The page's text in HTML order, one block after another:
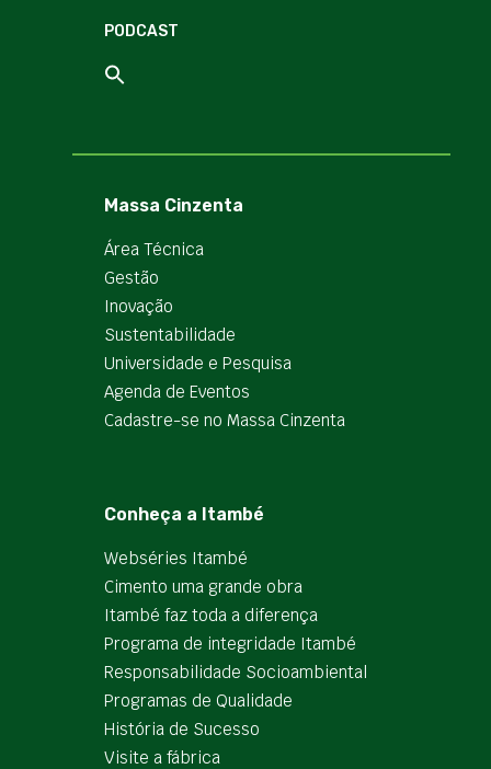
PODCAST
Massa Cinzenta
Área Técnica
Gestão
Inovação
Sustentabilidade
Universidade e Pesquisa
Agenda de Eventos
Cadastre-se no Massa Cinzenta
Conheça a Itambé
Webséries Itambé
Cimento uma grande obra
Itambé faz toda a diferença
Programa de integridade Itambé
Responsabilidade Socioambiental
Programas de Qualidade
História de Sucesso
Visite a fábrica